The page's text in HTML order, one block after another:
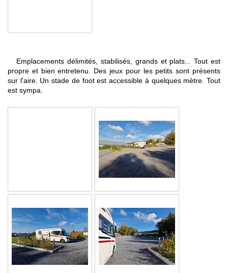
Emplacements délimités, stabilisés, grands et plats... Tout est
propre et bien entretenu. Des jeux pour les petits sont présents
sur l'aire. Un stade de foot est accessible à quelques mètre. Tout
est sympa.